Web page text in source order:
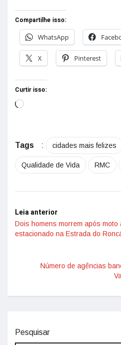
Compartilhe isso:
WhatsApp
X Pinterest
Curtir isso:
Tags : cidades mais felizes
Qualidade de Vida RMC
Leia anterior
Dois homens morrem após moto
estacionado na Estrada do
Número de agências
Pesquisar